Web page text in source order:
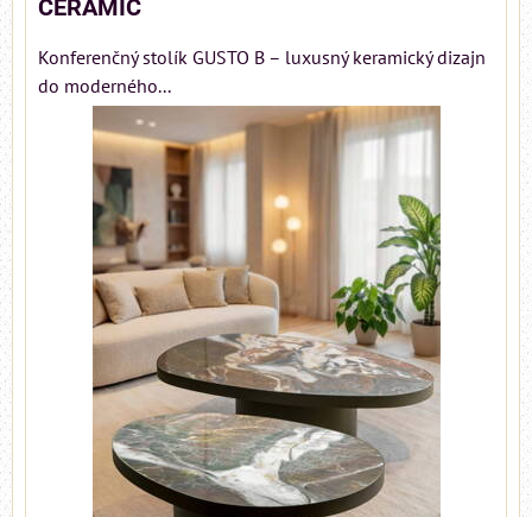
CERAMIC
Konferenčný stolík GUSTO B – luxusný keramický dizajn
do moderného...